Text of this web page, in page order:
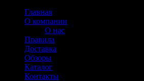
Главная
О компании
О нас
Правила
Доставка
Обзоры
Каталог
Контакты